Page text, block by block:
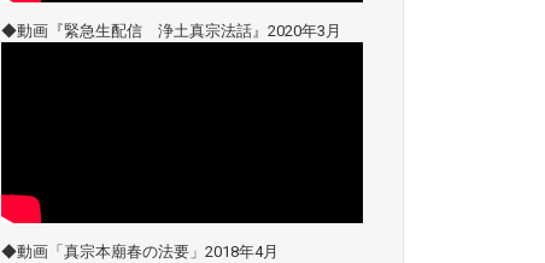
◆動画『緊急生配信 浄土真宗法話』2020年3月
◆動画「真宗本廟春の法要」2018年4月